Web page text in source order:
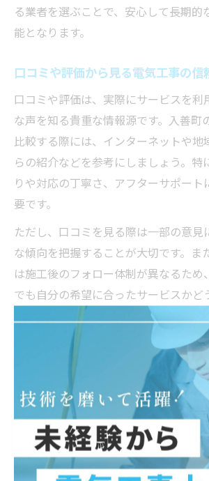
る業者を選ぶことで、安心して長期的
能となります。
口コミや評価から見る電気工事の信
口コミや評価は、実際にサービスを利
な声を知る貴重な情報源です。入善町
比較する際には、インターネットや地
らの紹介などを参考にしましょう。特
りや対応の丁寧さ、アフターサポート
要です。
ただし、口コミを見る際は一部の意見
な傾向を把握することが大切です。ま
は施工後のフォロー体制が異なるため
でも自分の希望に合ったサービスかど
ょう。信頼できる口コミをもとに業者
足度の高い電気工事を実現できます。
快適な暮らしに電気工事
理由
電気工事で実現する快適な住空間づ